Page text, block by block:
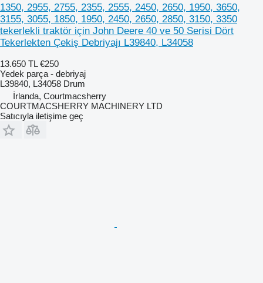
1350, 2955, 2755, 2355, 2555, 2450, 2650, 1950, 3650,
3155, 3055, 1850, 1950, 2450, 2650, 2850, 3150, 3350
tekerlekli traktör için John Deere 40 ve 50 Serisi Dört
Tekerlekten Çekiş Debriyajı L39840, L34058
13.650 TL €250
Yedek parça - debriyaj
L39840, L34058 Drum
İrlanda, Courtmacsherry
COURTMACSHERRY MACHINERY LTD
Satıcıyla iletişime geç